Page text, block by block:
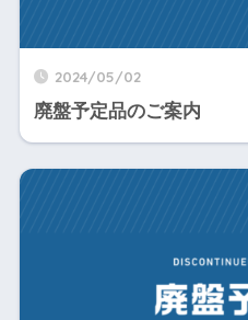
2024/05/02
廃盤予定品のご案内